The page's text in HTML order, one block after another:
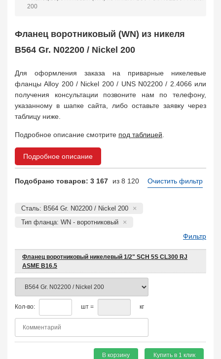
Квадрат
Заказать в 1 клик
200
Фланец воротниковый (WN) из никеля
B564 Gr. N02200 / Nickel 200
Для оформления заказа на приварные никелевые
фланцы Alloy 200 / Nickel 200 / UNS N02200 / 2.4066 или
получения консультации позвоните нам по телефону,
указанному в шапке сайта, либо оставьте заявку через
таблицу ниже.
Подробное описание смотрите под таблицей
Подробное описание
Подобрано товаров: 3 167 из 8 120 Очистить фильтр
Сталь: B564 Gr. N02200 / Nickel 200
Тип фланца: WN - воротниковый
Фильтр
Фланец воротниковый никелевый 1/2" SCH 5S CL300 RJ
ASME B16.5
Кол-во: шт = кг
В корзину Купить в 1 клик